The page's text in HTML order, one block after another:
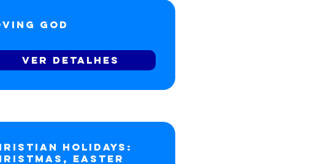
God
Ver detalhes
Holidays:
Easter